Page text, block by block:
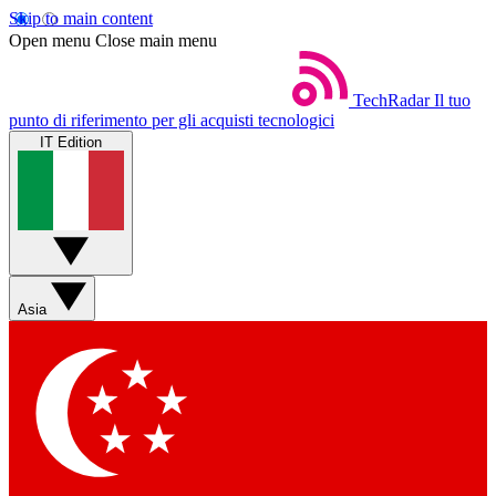
Skip to main content
Open menu Close main menu
TechRadar Il tuo
punto di riferimento per gli acquisti tecnologici
IT Edition
Asia